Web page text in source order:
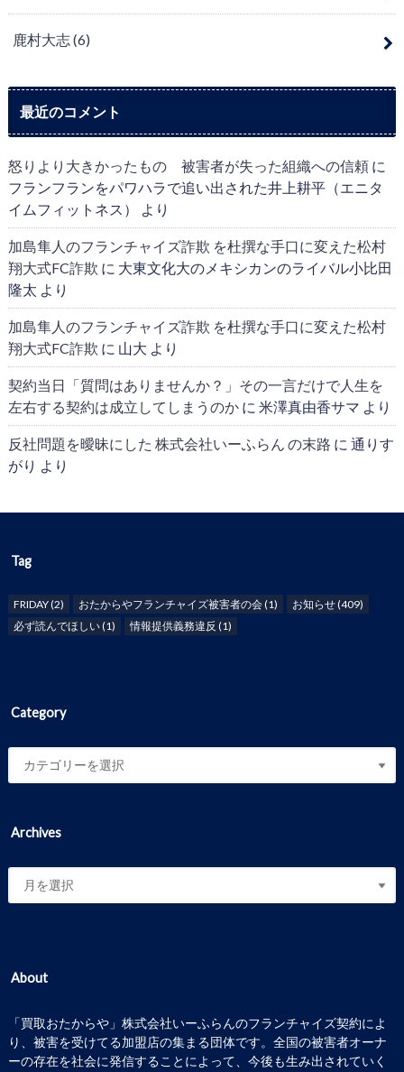
鹿村大志(6)
最近のコメント
怒りより大きかったもの 被害者が失った組織への信頼に
フランフランをパワハラで追い出された井上耕平（エニタ
イムフィットネス）
より
加島隼人のフランチャイズ詐欺 を杜撰な手口に変えた松村
翔大式FC詐欺 に 大東文化大のメキシカンのライバル小比田
隆太 より
加島隼人のフランチャイズ詐欺 を杜撰な手口に変えた松村
翔大式FC詐欺 に 山大 より
契約当日「質問はありませんか？」その一言だけで人生を
左右する契約は成立してしまうのかに 米澤真由香サマ より
反社問題を曖昧にした 株式会社いーふらん の末路 に 通りす
がり より
Tag
FRIDAY(2) おたからやフランチャイズ被害者の会(1) お知らせ(409)
必ず読んでほしい(1) 情報提供義務違反 (1)
Category
Archives
About
「買取おたからや」株式会社いーふらんのフランチャイズ契約によ
り、被害を受けてる加盟店の集まる団体です。全国の被害者オーナ
ーの存在を社会に発信することによって、今後も生み出されていく